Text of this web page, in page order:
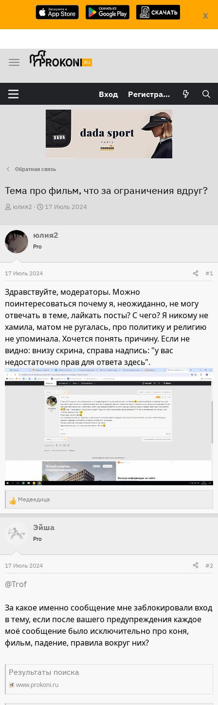
X
М
н
ю
Вход Регистрация
Обратная связь
Тема про фильм, что за ограничения вдруг?
А
т
о
р
т
е
юлия2
Д
а
а
17 Июль 2024
юлия2
Pro
17 Июль 2024 #1
Здравствуйте, модераторы. Можно
поинтересоваться почему я, неожиданно, не могу
отвечать в теме, лайкать посты? С чего? Я никому не
хамила, матом не ругалась, про политику и религию
не упоминала. Хочется понять причину. Если не
видно: внизу скрина, справа надпись: "у вас
недостаточно прав для ответа здесь".
Р
е
а
к
и
и
:
Медведица
Эйша
Pro
17 Июль 2024 #2
@Trof
За какое именно сообщение мне заблокировали вход
в тему, если после вашего предупреждения каждое
моё сообщение было исключительно про коня,
фильм, падение, правила вокруг них?
Результаты поиска
www.prokoni.ru